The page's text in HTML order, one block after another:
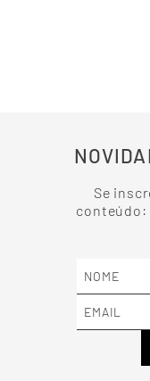
Se
conteúdo: